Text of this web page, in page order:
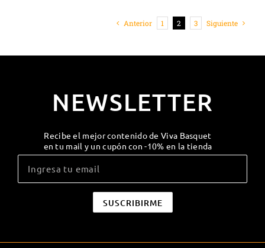
Anterior 1 2 3 Siguiente
NEWSLETTER
Recibe el mejor contenido de Viva Basquet
en tu mail y un cupón con -10% en la tienda